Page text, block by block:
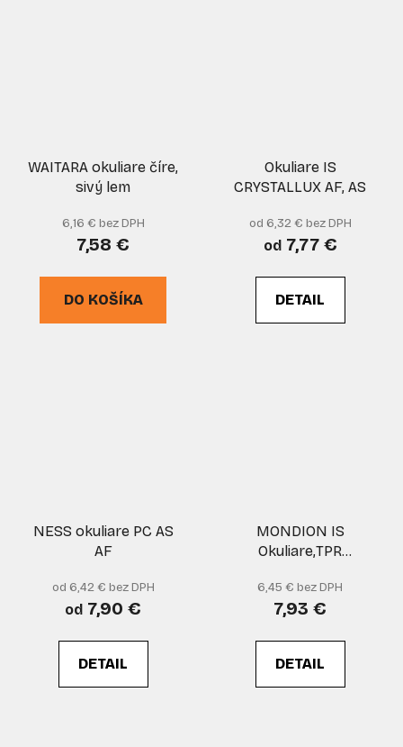
WAITARA okuliare číre,
sivý lem
6,16 € bez DPH
7,58 €
DO KOŠÍKA
Okuliare IS
CRYSTALLUX AF, AS
od 6,32 € bez DPH
od7,77 €
DETAIL
NESS okuliare PC AS
AF
od 6,42 € bez DPH
od 7,90 €
DETAIL
MONDION IS
Okuliare,TPR
6,45 € bez DPH
7,93 €
DETAIL